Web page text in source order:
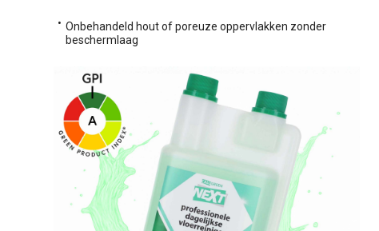
Onbehandeld hout of poreuze oppervlakken zonder
beschermlaag